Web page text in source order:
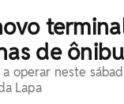
de
operar neste
Lapa